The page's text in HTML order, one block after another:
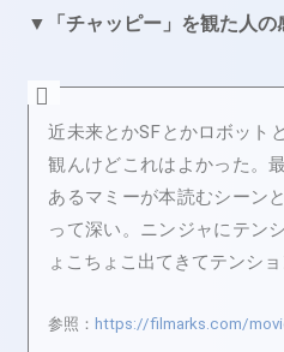
▼「チャッピー」を観た人の
近未来とかSFとかロボット
観んけどこれはよかった。
あるマミーが本読むシーン
って深い。ニンジャにテン
ょこちょこ出てきてテンショ
参照： https://filmarks.com/